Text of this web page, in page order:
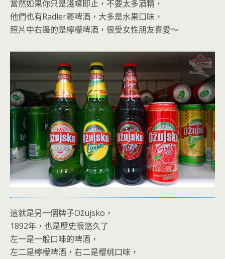
當然如果你只是淺嚐即止，不要太多酒精，
他們也有Radler輕啤酒，大多是水果口味，
照片中右邊的是檸檬啤酒，很受女性朋友喜愛～
這就是另一個牌子Ožujsko，
1892年，也是歷史很悠久了
左一是一般口味的啤酒，
左二是檸檬啤酒，右二是櫻桃口味，